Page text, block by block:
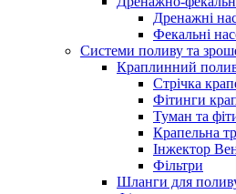
Дренажні
Фекальні
Системи поливу та
Краплинний
Стрічка
Фітинги
Туман та
Крапельна
Інжектор
Фільтри
Шланги для